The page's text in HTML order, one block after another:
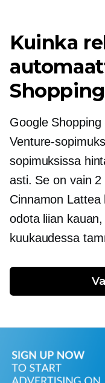
Kuinka
Google
Venture-
sopimuksissa
asti. Se on vain
Cinnamon
odota liian
kuukaudessa